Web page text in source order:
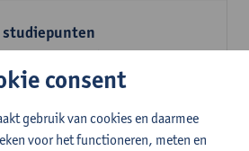
studiepunten
Konrad Rudnicki
consent
gebruik van cookies en daarmee
voor het functioneren, meten en